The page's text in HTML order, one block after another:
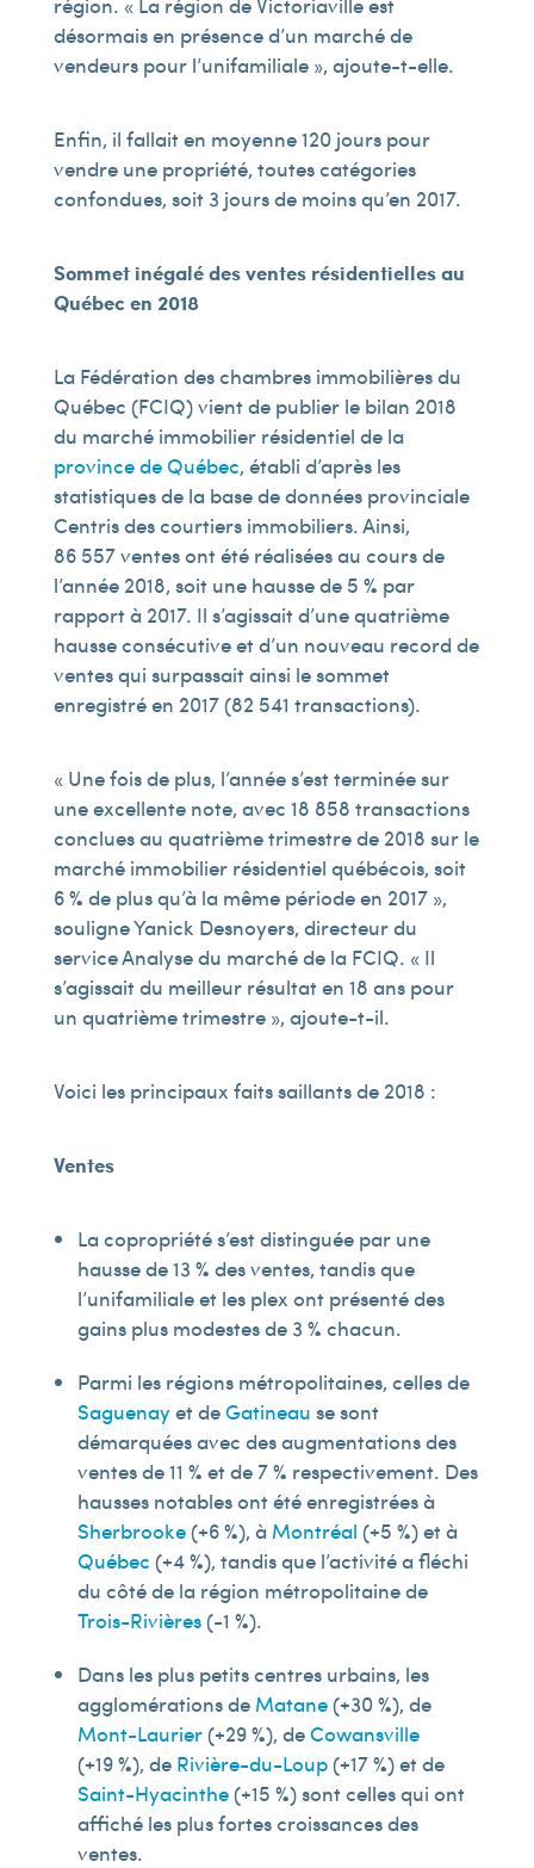
désormais en présence d’un marché de
vendeurs pour l’unifamiliale », ajoute-t-elle.
Enfin, il fallait en moyenne 120 jours pour
vendre une propriété, toutes catégories
confondues, soit 3 jours de moins qu’en 2017.
Sommet inégalé des ventes résidentielles au
Québec en 2018
La Fédération des chambres immobilières du
Québec (FCIQ) vient de publier le bilan 2018
du marché immobilier résidentiel de la
province de Québec, établi d’après les
statistiques de la base de données provinciale
Centris des courtiers immobiliers. Ainsi,
86 557 ventes ont été réalisées au cours de
l’année 2018, soit une hausse de 5 % par
rapport à 2017. Il s’agissait d’une quatrième
hausse consécutive et d’un nouveau record de
ventes qui surpassait ainsi le sommet
enregistré en 2017 (82 541 transactions).
« Une fois de plus, l’année s’est terminée sur
une excellente note, avec 18 858 transactions
conclues au quatrième trimestre de 2018 sur le
marché immobilier résidentiel québécois, soit
6 % de plus qu’à la même période en 2017 »,
souligne Yanick Desnoyers, directeur du
service Analyse du marché de la FCIQ. « Il
s’agissait du meilleur résultat en 18 ans pour
un quatrième trimestre », ajoute-t-il.
Voici les principaux faits saillants de 2018 :
Ventes
La copropriété s’est distinguée par une
hausse de 13 % des ventes, tandis que
l’unifamiliale et les plex ont présenté des
gains plus modestes de 3 % chacun.
Parmi les régions métropolitaines, celles de
Saguenayet deGatineau se sont
démarquées avec des augmentations des
ventes de 11 % et de 7 % respectivement. Des
hausses notables ont été enregistrées à
Sherbrooke(+6 %), à Montréal (+5 %) et à
Québec (+4 %), tandis que l’activité a fléchi
du côté de la région métropolitaine de
Trois-Rivières(-1 %).
Dans les plus petits centres urbains, les
agglomérations de Matane(+30 %), de
Mont-Laurier(+29 %), deCowansville
(+19 %), de Rivière-du-Loup(+17 %) et de
Saint-Hyacinthe(+15 %) sont celles qui ont
affiché les plus fortes croissances des
ventes.